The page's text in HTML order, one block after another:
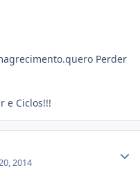
Perder
e Ciclos!!!
2014